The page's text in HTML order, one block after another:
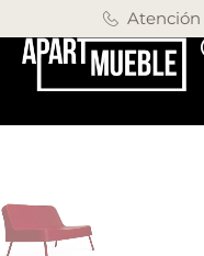
Atención